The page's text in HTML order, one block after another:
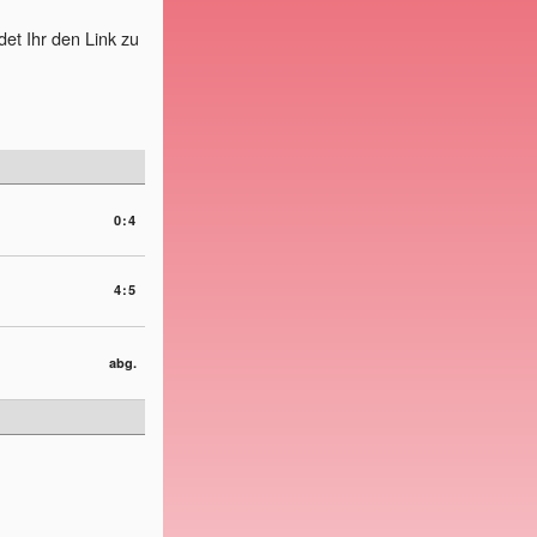
Ihr den Link zu
0:4
4:5
abg.